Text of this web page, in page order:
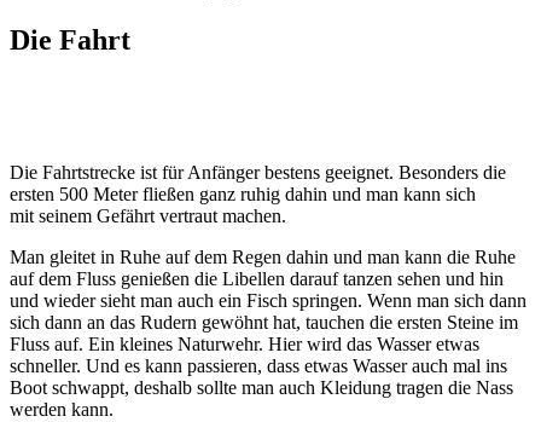
Die Fahrt
Die Fahrtstrecke ist für Anfänger bestens geeignet. Besonders die
ersten 500 Meter fließen ganz ruhig dahin und man kann sich
mit seinem Gefährt vertraut machen.
Man gleitet in Ruhe auf dem Regen dahin und man kann die Ruhe
auf dem Fluss genießen die Libellen darauf tanzen sehen und hin
und wieder sieht man auch ein Fisch springen. Wenn man sich dann
sich dann an das Rudern gewöhnt hat, tauchen die ersten Steine im
Fluss auf. Ein kleines Naturwehr. Hier wird das Wasser etwas
schneller. Und es kann passieren, dass etwas Wasser auch mal ins
Boot schwappt, deshalb sollte man auch Kleidung tragen die Nass
werden kann.